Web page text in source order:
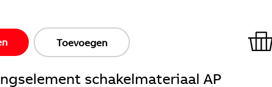
Toevoegen
schakelmateriaal AP